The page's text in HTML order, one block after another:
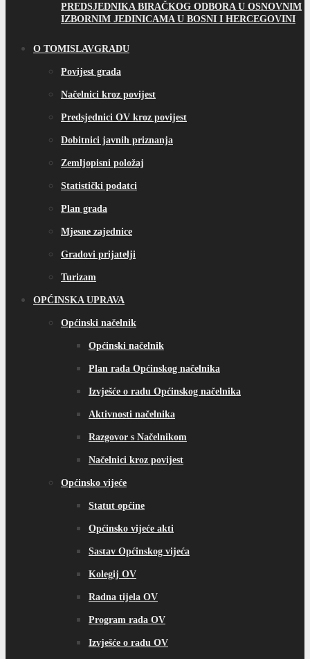
PREDSJEDNIKA BIRAČKOG ODBORA U OSNOVNIM
IZBORNIM JEDINICAMA U BOSNI I HERCEGOVINI
O TOMISLAVGRADU
Povijest grada
Načelnici kroz povijest
Predsjednici OV kroz povijest
Dobitnici javnih priznanja
Zemljopisni položaj
Statistički podatci
Plan grada
Mjesne zajednice
Gradovi prijatelji
Turizam
OPĆINSKA UPRAVA
Općinski načelnik
Općinski načelnik
Plan rada Općinskog načelnika
Izvješće o radu Općinskog načelnika
Aktivnosti načelnika
Razgovor s Načelnikom
Načelnici kroz povijest
Općinsko vijeće
Statut općine
Općinsko vijeće akti
Sastav Općinskog vijeća
Kolegij OV
Radna tijela OV
Program rada OV
Izvješće o radu OV